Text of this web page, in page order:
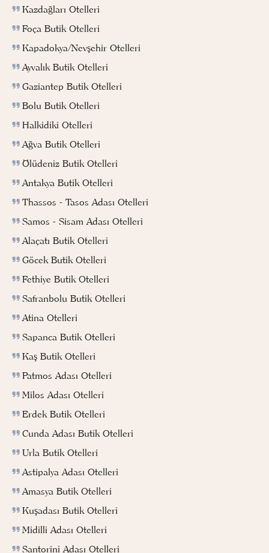
Kazdağları Otelleri
Foça Butik Otelleri
Kapadokya/Nevşehir Otelleri
Ayvalık Butik Otelleri
Gaziantep Butik Otelleri
Bolu Butik Otelleri
Halkidiki Otelleri
Ağva Butik Otelleri
Ölüdeniz Butik Otelleri
Antakya Butik Otelleri
Thassos - Tasos Adası Otelleri
Samos - Sisam Adası Otelleri
Alaçatı Butik Otelleri
Göcek Butik Otelleri
Fethiye Butik Otelleri
Safranbolu Butik Otelleri
Atina Otelleri
Sapanca Butik Otelleri
Kaş Butik Otelleri
Patmos Adası Otelleri
Milos Adası Otelleri
Erdek Butik Otelleri
Cunda Adası Butik Otelleri
Urla Butik Otelleri
Astipalya Adası Otelleri
Amasya Butik Otelleri
Kuşadası Butik Otelleri
Midilli Adası Otelleri
Santorini Adası Otelleri